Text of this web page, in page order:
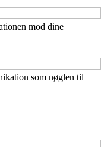
mod dine
som nøglen til